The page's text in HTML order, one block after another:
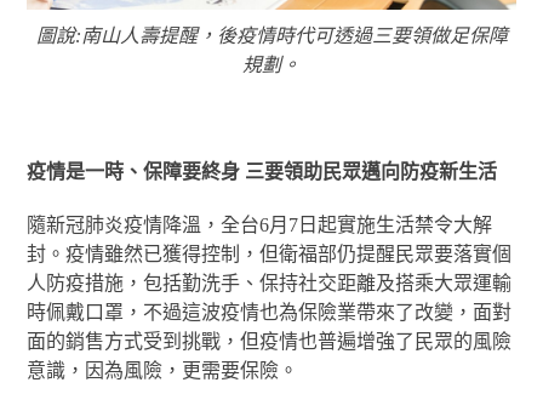
圖說:南山人壽提醒，後疫情時代可透過三要領做足保障
規劃。
疫情是一時、保障要終身 三要領助民眾邁向防疫新生活
隨新冠肺炎疫情降溫，全台6月7日起實施生活禁令大解
封。疫情雖然已獲得控制，但衛福部仍提醒民眾要落實個
人防疫措施，包括勤洗手、保持社交距離及搭乘大眾運輸
時佩戴口罩，不過這波疫情也為保險業帶來了改變，面對
面的銷售方式受到挑戰，但疫情也普遍增強了民眾的風險
意識，因為風險，更需要保險。